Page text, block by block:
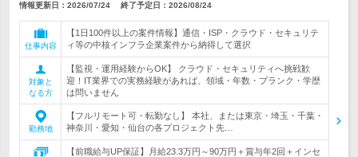
情報更新日：2026/07/24 終了予定日： 2026/08/24
仕事内容
【1日100件以上の案件情報】通信・ISP・クラウド・セキュリテ
ィ等の中核インフラ企業案件から納得して選択
対象と
なる方
【監視・運用経験からOK】 クラウド・セキュリティへ挑戦歓
迎！IT業界での実務経験があれば、領域・年数・ブランク・学歴
は問いません
勤務地
【フルリモート可・転勤なし】 本社、または東京・埼玉・千葉・
神奈川・愛知・仙台の各プロジェクト先…
【前職給与UP保証】月給23.3万円～90万円＋賞与年2回＋インセ